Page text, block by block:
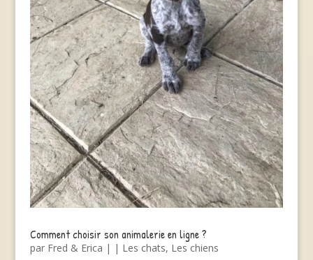
Comment choisir son animalerie en ligne ?
par Fred & Erica | | Les chats, Les chiens